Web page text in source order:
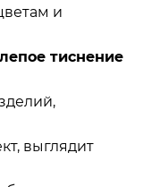
и
тиснение
выглядит